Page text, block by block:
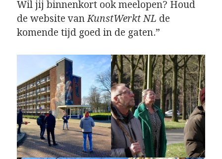
Wil jij binnenkort ook meelopen? Houd
de website vanKunstWerkt NL de
komende tijd goed in de gaten.”